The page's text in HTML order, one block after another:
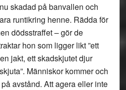
skadad på banvallen och
runtikring henne. Rädda för
dödsstraffet – gör de
hon som ligger likt ”ett
jakt, ett skadskjutet djur
Människor kommer och
avstånd. Att agera eller inte